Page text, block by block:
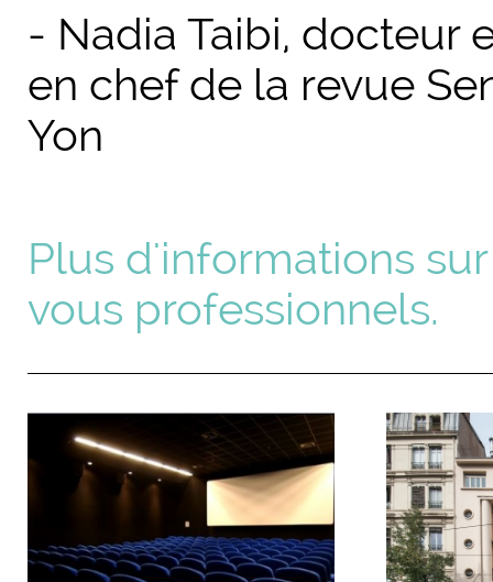
- Nadia Taibi, docteur
en chef de la revue
Yon
Plus d'informations
vous professionnels.